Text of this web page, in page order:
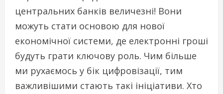
центральних банків величезні! Вони
можуть стати основою для нової
економічної системи, де електронні гроші
будуть грати ключову роль. Чим більше
ми рухаємось у бік цифровізації, тим
важливішими стають такі ініціативи. Хто